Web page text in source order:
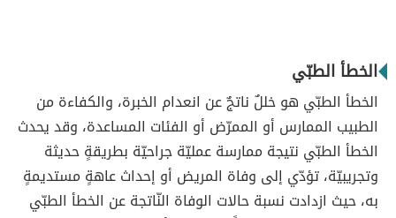
الخطأ الطبّي
الخطأ الطبّي هو خللٌ ناتجٌ عن انعدام الخبرة، والكفاءة من
الطبيب الممارس أو الممرّض أو الفئات المساعدة، وقد يحدث
الخطأ الطبّي نتيجة ممارسة عمليّة جراحيّة بطريقةٍ حديثة
وتجريبيّة، تؤدّي إلى وفاة المريض أو إحداث عاهةٍ مستديمةٍ
به، حيث ازدادت نسبة حالات الوفاة النّاتجة عن الخطأ الطبّي